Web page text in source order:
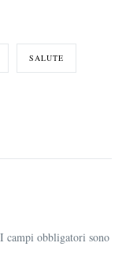
SALUTE
I campi obbligatori sono